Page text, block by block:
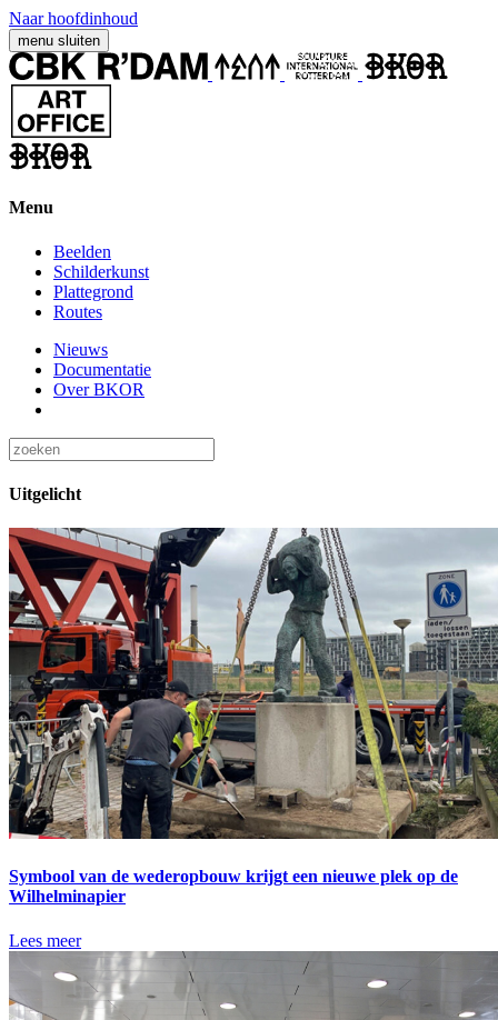
Naar hoofdinhoud
menu sluiten
Menu
Beelden
Schilderkunst
Plattegrond
Routes
Nieuws
Documentatie
Over BKOR
Uitgelicht
Symbool van de wederopbouw krijgt een nieuwe plek op de
Wilhelminapier
Lees meer